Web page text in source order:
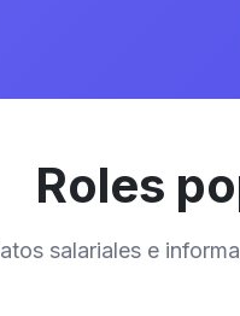
Roles
salariales e